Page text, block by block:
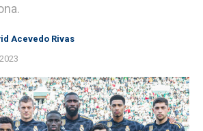
Acevedo Rivas